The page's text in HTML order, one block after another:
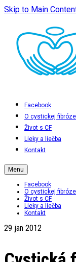
Skip to Main
Facebook
O cystickej fibróze
Život s CF
Lieky a liečba
Kontakt
Menu
Facebook
O cystickej fibróze
Život s CF
Lieky a liečba
Kontakt
29 jan 2012